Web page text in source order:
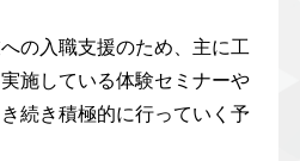
の入職支援のため、主に工
施している体験セミナーや
続き積極的に行っていく予